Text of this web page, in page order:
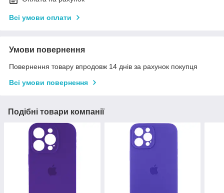
Всі умови оплати
Умови повернення
Повернення товару впродовж 14 днів за рахунок покупця
Всі умови повернення
Подібні товари компанії